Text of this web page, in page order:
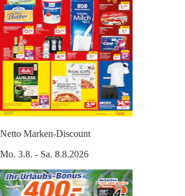
Netto Marken-Discount
Mo. 3.8. - Sa. 8.8.2026